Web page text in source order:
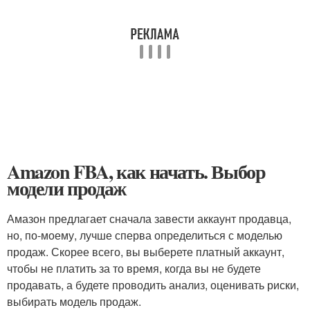
Amazon FBA, как начать. Выбор
модели продаж
Амазон предлагает сначала завести аккаунт продавца,
но, по-моему, лучше сперва определиться с моделью
продаж. Скорее всего, вы выберете платный аккаунт,
чтобы не платить за то время, когда вы не будете
продавать, а будете проводить анализ, оценивать риски,
выбирать модель продаж.